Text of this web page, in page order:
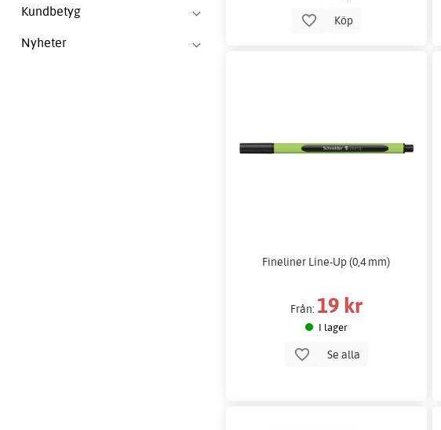
Kundbetyg
Nyheter
Köp
Fineliner Line-Up (0,4 mm)
Från: 19 kr
I lager
Se alla